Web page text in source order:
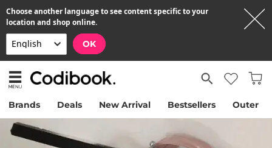
Choose another language to see content specific to your
location and shop online.
OK
Brands Deals New Arrival Bestsellers Outer